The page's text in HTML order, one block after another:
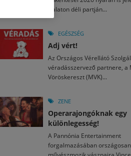
2026. JÚL. 15.
nézők 10 kedvenc filmje 2026 első
2026. JÚL. 3.
án hozzánk is megérkezik a
2026. JÚL. 29.
a jubileumi Művészetek Völgye –
kulturális ünnep
Fesztivál 2026
egy mese: 30 napos mesekihívást
2026. MÁJ. 11.
László kapta az Artisjus Irodalmi
Balaton déli partján...
EGÉSZSÉG
Adj vért!
Az Országos Vérellátó
véradásszervező partnere, a
Vöröskereszt (MVK)...
ZENE
Operarajongóknak egy
különlegesség!
A Pannónia Entertainment
forgalmazásában